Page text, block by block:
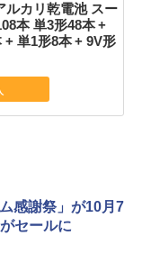
カリ乾電池 スー
本 単3形48本 +
+ 単1形8本 + 9V形
感謝祭」が10月7
セールに